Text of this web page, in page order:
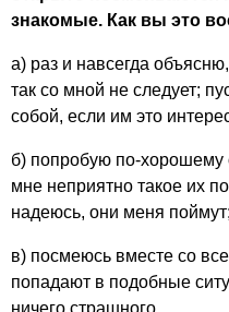
знакомые. Как вы это
а) раз и навсегда
так со мной не следует;
собой, если им это
б) попробую по-хорошему
мне неприятно такое их
надеюсь, они меня поймут;
в) посмеюсь вместе со
попадают в подобные